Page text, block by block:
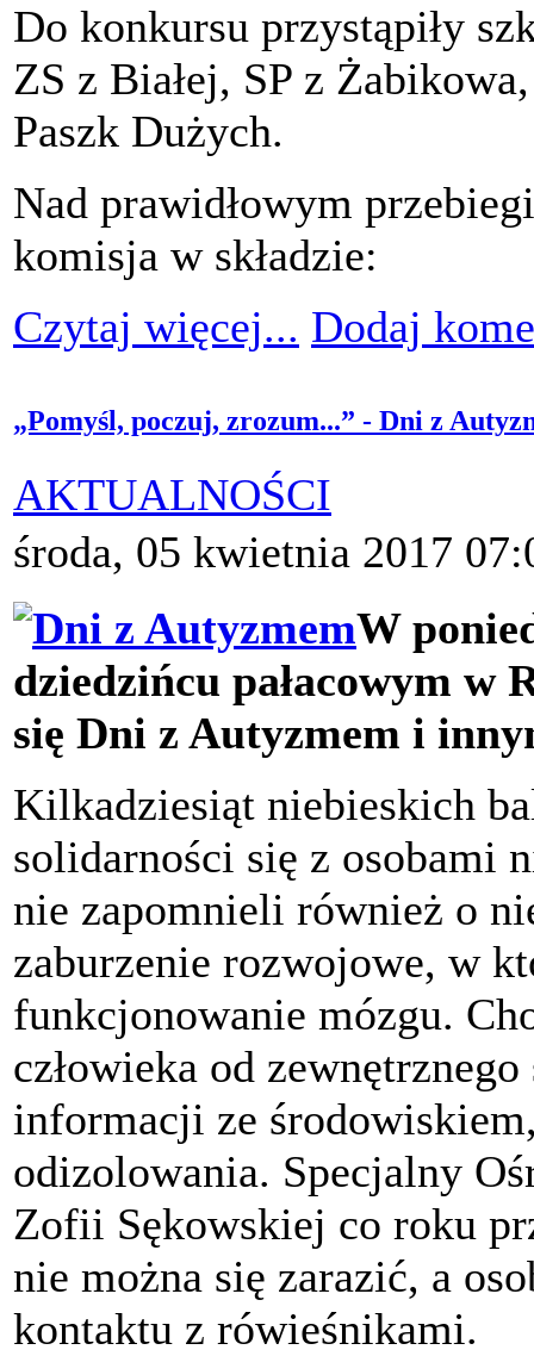
Do konkursu przystąpiły
ZS z Białej, SP z
Paszk Dużych.
Nad prawidłowym
komisja w składzie:
Czytaj więcej... Dodaj
„Pomyśl, poczuj, zrozum...” - Dni z
AKTUALNOŚCI
środa, 05 kwietnia 2017
W
dziedzińcu pałacowym w
się Dni z Autyzmem i
Kilkadziesiąt niebieskich
solidarności się z osobami
nie zapomnieli również o
zaburzenie rozwojowe, w
funkcjonowanie mózgu.
człowieka od
informacji ze
odizolowania. Specjalny
Zofii Sękowskiej co roku
nie można się zarazić, a
kontaktu z rówieśnikami.